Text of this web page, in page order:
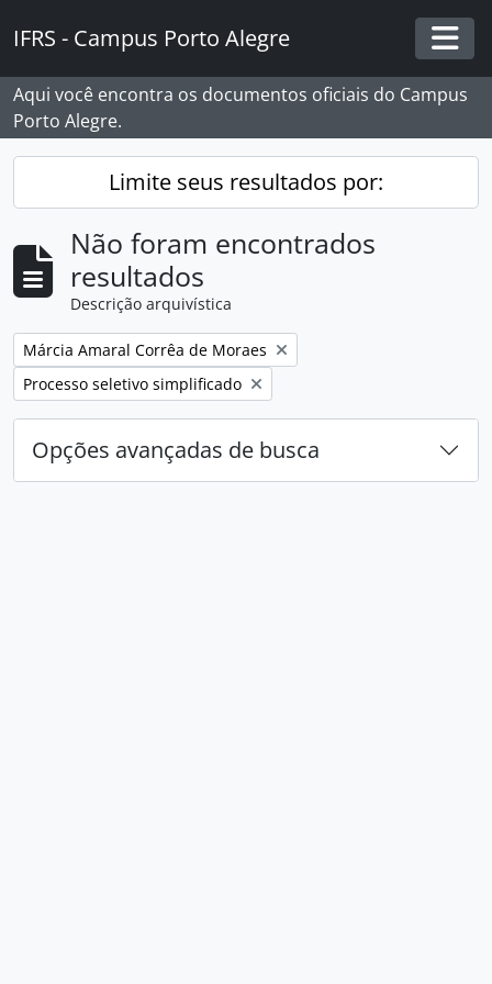
IFRS - Campus Porto Alegre
Aqui você encontra os documentos oficiais do Campus
Porto Alegre.
Limite seus resultados por:
Não foram encontrados
resultados
Descrição arquivística
Remover filtro:
Márcia Amaral Corrêa de Moraes
Remover filtro:
Processo seletivo simplificado
Opções avançadas de busca